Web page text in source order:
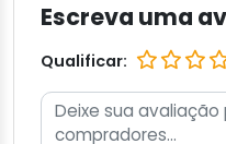
Escreva uma
Qualificar: